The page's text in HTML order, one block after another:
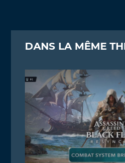
DANS LA MÊME